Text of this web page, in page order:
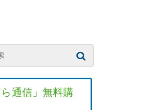
ら通信」無料購